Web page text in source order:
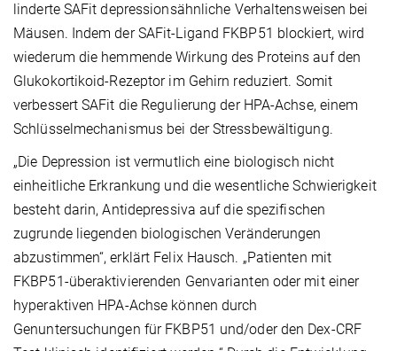
linderte SAFit depressionsähnliche Verhaltensweisen bei
Mäusen. Indem der SAFit-Ligand FKBP51 blockiert, wird
wiederum die hemmende Wirkung des Proteins auf den
Glukokortikoid-Rezeptor im Gehirn reduziert. Somit
verbessert SAFit die Regulierung der HPA-Achse, einem
Schlüsselmechanismus bei der Stressbewältigung.
„Die Depression ist vermutlich eine biologisch nicht
einheitliche Erkrankung und die wesentliche Schwierigkeit
besteht darin, Antidepressiva auf die spezifischen
zugrunde liegenden biologischen Veränderungen
abzustimmen“, erklärt Felix Hausch. „Patienten mit
FKBP51-überaktivierenden Genvarianten oder mit einer
hyperaktiven HPA-Achse können durch
Genuntersuchungen für FKBP51 und/oder den Dex-CRF